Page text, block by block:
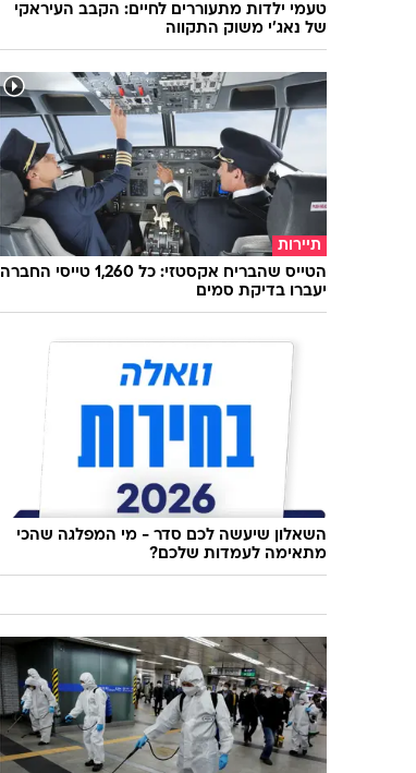
טעמי ילדות מתעוררים לחיים: הקבב העיראקי
של נאג׳י משוק התקווה
תיירות
הטייס שהבריח אקסטזי: כל 1,260 טייסי החברה
יעברו בדיקת סמים
השאלון שיעשה לכם סדר - מי המפלגה שהכי
מתאימה לעמדות שלכם?